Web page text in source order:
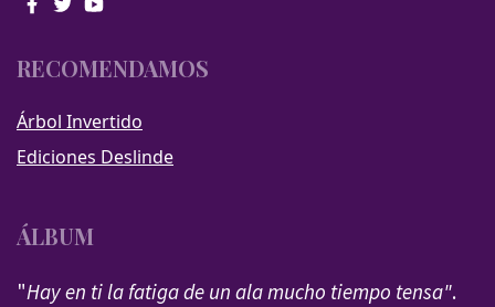
RECOMENDAMOS
Árbol Invertido
Ediciones Deslinde
ÁLBUM
"Hay en ti la fatiga de un ala mucho tiempo tensa".